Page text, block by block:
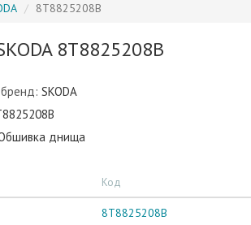
8T8825208B
8T8825208B
SKODA
днища
Код
8T8825208B